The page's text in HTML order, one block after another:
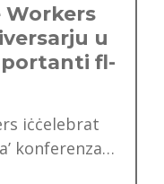
Workers
u
fl-
iċċelebrat
konferenza